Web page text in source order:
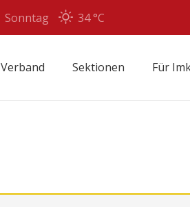
Sonntag 34 °C
Verband Sektionen Für